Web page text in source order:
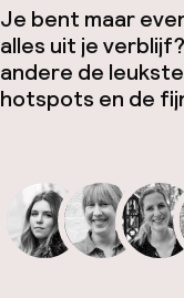
Je bent maar
alles uit je
andere de
hotspots en de